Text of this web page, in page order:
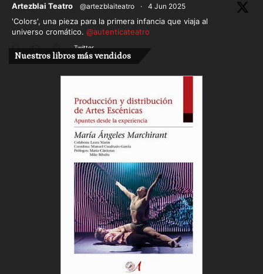
Artezblai Teatro @artezblaiteatro · 4 Jun 2025
'Colors', una pieza para la primera infancia que viaja al
universo cromático. @autenticateatro
Twitter
Cargar más
Nuestros libros más vendidos